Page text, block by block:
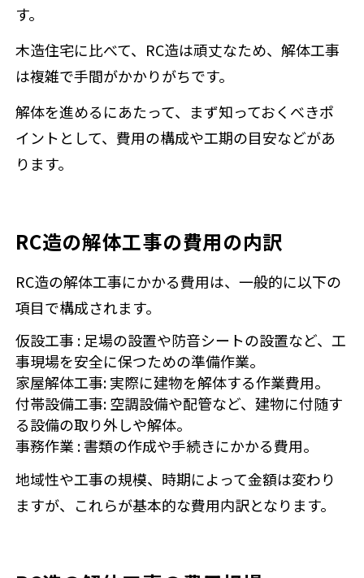
す。
木造住宅に比べて、RC造は頑丈なため、解体工事
は複雑で手間がかかりがちです。
解体を進めるにあたって、まず知っておくべきポ
イントとして、費用の構成や工期の目安などがあ
ります。
RC造の解体工事の費用の内訳
RC造の解体工事にかかる費用は、一般的に以下の
項目で構成されます。
仮設工事 : 足場の設置や防音シートの設置など、工
事現場を安全に保つための準備作業。
家屋解体工事: 実際に建物を解体する作業費用。
付帯設備工事: 空調設備や配管など、建物に付随す
る設備の取り外しや解体。
事務作業 : 書類の作成や手続きにかかる費用。
地域性や工事の規模、時期によって金額は変わり
ますが、これらが基本的な費用内訳となります。